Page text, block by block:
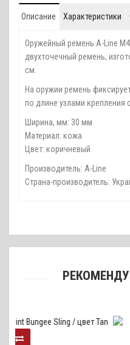
Описание Характеристики
Оружейный ремень A-Line
двухточечный ремень,
см.
На оружии ремень
по длине узлами крепления
Ширина, мм: 30 мм
Материал: кожа
Цвет: коричневый
Производитель: A-Line
Страна-производитель: